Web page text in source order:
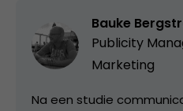
Bauke
Publicity
Marketing
Na een studie